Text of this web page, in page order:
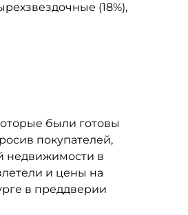
(18%),
были готовы
покупателей,
недвижимости в
и цены на
в преддверии